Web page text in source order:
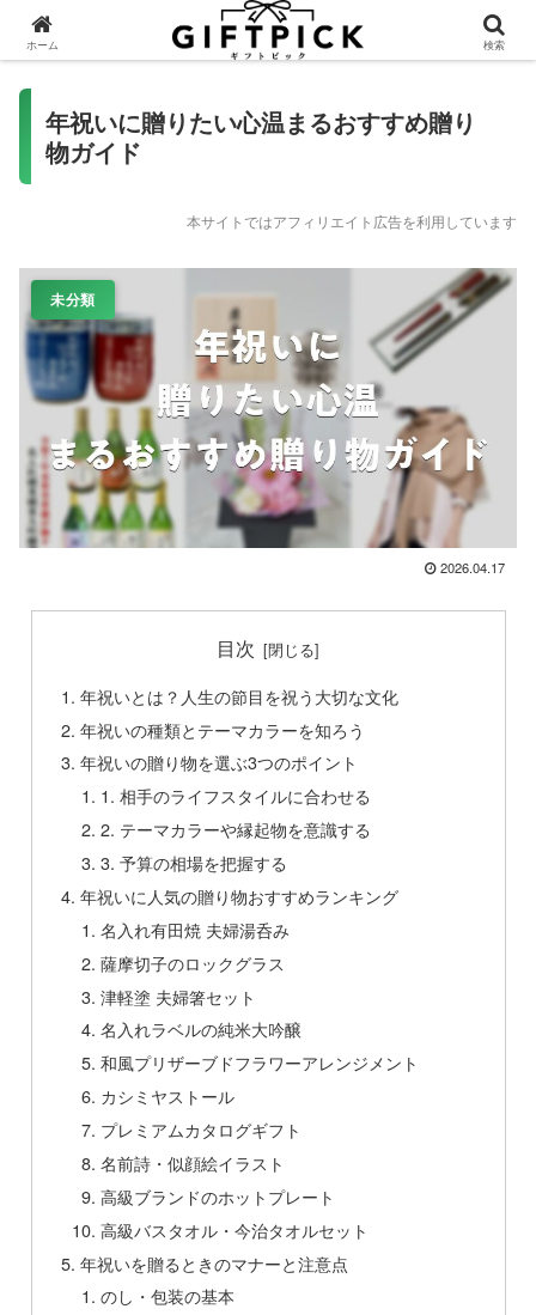
年祝いに贈りたい心温まるおすすめ贈り
物ガイド
本サイトではアフィリエイト広告を利用しています
未分類
2026.04.17
目次
年祝いとは？人生の節目を祝う大切な文化
年祝いの種類とテーマカラーを知ろう
年祝いの贈り物を選ぶ3つのポイント
1. 相手のライフスタイルに合わせる
2. テーマカラーや縁起物を意識する
3. 予算の相場を把握する
年祝いに人気の贈り物おすすめランキング
名入れ有田焼 夫婦湯呑み
薩摩切子のロックグラス
津軽塗 夫婦箸セット
名入れラベルの純米大吟醸
和風プリザーブドフラワーアレンジメント
カシミヤストール
プレミアムカタログギフト
名前詩・似顔絵イラスト
高級ブランドのホットプレート
高級バスタオル・今治タオルセット
年祝いを贈るときのマナーと注意点
のし・包装の基本
ホーム 検索